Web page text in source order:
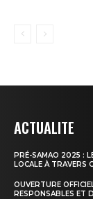
ACTUALITE
PRÉ-SAMAO 2025 :
LOCALE À TRAVERS
OUVERTURE
RESPONSABLES ET